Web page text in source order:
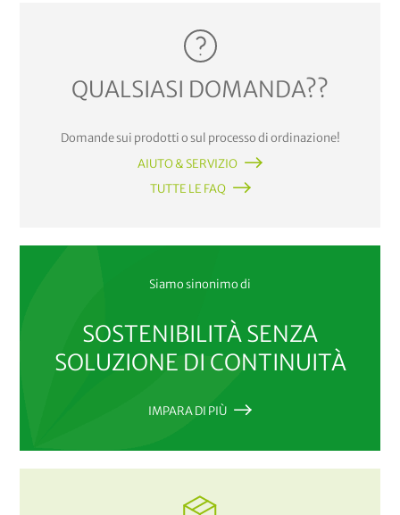
QUALSIASI DOMANDA??
Domande sui prodotti o sul processo di ordinazione!
AIUTO & SERVIZIO
TUTTE LE FAQ
Siamo sinonimo di
SOSTENIBILITÀ SENZA
SOLUZIONE DI CONTINUITÀ
IMPARA DI PIÙ